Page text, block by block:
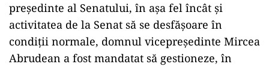
președinte al Senatului, în aşa fel încât şi
activitatea de la Senat să se desfășoare în
condiții normale, domnul vicepreşedinte Mircea
Abrudean a fost mandatat să gestioneze, în